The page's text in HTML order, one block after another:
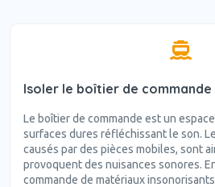
Isoler le boîtier de commande
Le boîtier de commande est un
surfaces dures réfléchissant le son.
causés par des pièces mobiles, sont
provoquent des nuisances sonores.
commande de matériaux